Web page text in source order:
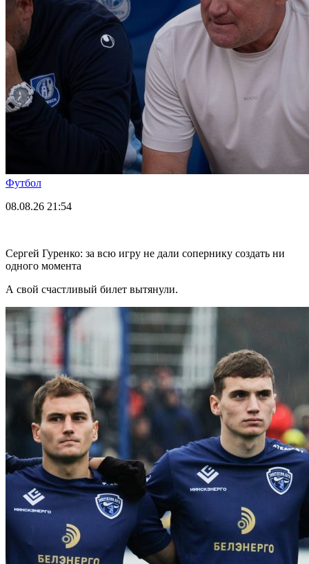
Футбол
08.08.26 21:54
Сергей Гуренко: за всю игру не дали сопернику создать ни
одного момента
А свой счастливый билет вытянули.